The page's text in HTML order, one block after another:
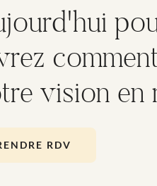
vision en
RDV